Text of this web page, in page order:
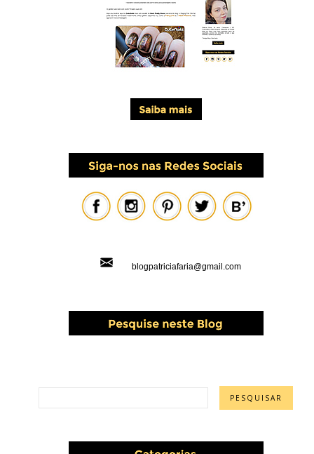
blogpatriciafaria@gmail.com